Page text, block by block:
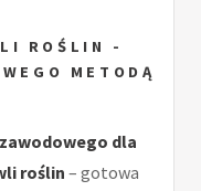
ROŚLIN -
METODĄ
dla
roślin– gotowa